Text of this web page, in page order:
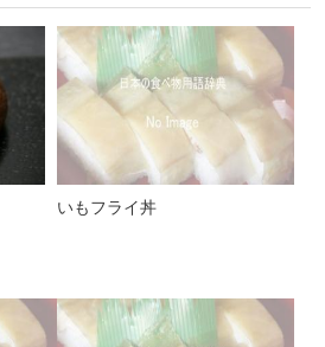
いもフライ丼